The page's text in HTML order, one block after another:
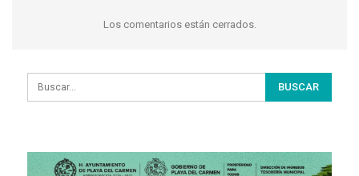
Los comentarios están cerrados.